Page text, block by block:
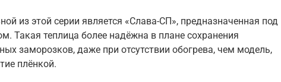
из этой серии является «Слава-СП», предназначенная под
Такая теплица более надёжна в плане сохранения
заморозков, даже при отсутствии обогрева, чем модель,
плёнкой.